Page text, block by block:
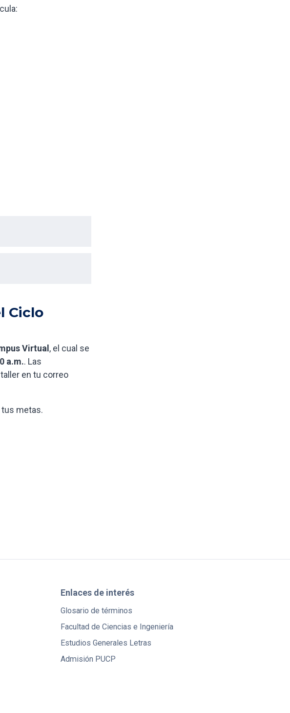
Ciclo
Virtual, el cual se
a.m.. Las
en tu correo
tus metas.
Enlaces de interés
Glosario de términos
Facultad de Ciencias e Ingeniería
Estudios Generales Letras
Admisión PUCP